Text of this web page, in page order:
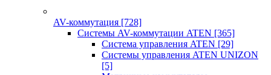
AV-коммутация [728]
Системы AV-коммутации ATEN [365]
Система управления ATEN [29]
Системы управления ATEN UNIZON
[5]